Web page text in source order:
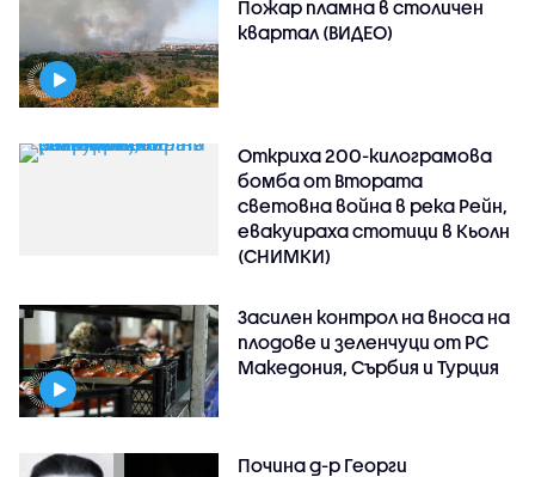
Пожар пламна в столичен
квартал (ВИДЕО)
Откриха 200-килограмова
бомба от Втората
световна война в река Рейн,
евакуираха стотици в Кьолн
(СНИМКИ)
Засилен контрол на вноса на
плодове и зеленчуци от РС
Македония, Сърбия и Турция
Почина д-р Георги